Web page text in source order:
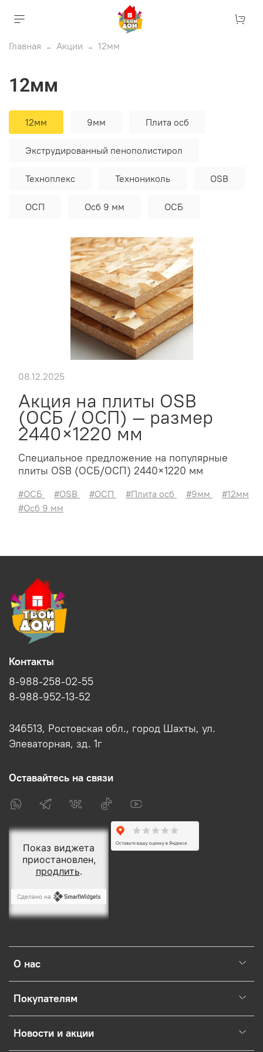
Главная Акции 12мм
12мм
12мм 9мм Плита осб
Экструдированный пенополистирол
Техноплекс Технониколь OSB
ОСП Осб 9 мм ОСБ
Акция на плиты OSB
(ОСБ / ОСП) — размер
2440×1220 мм
Специальное предложение на популярные
плиты OSB (ОСБ/ОСП) 2440×1220 мм
08.12.2025
#ОСБ #OSB #ОСП #Плита осб #9мм
#12мм
#Осб 9 мм
О нас
Покупателям
Новости и акции
Контакты
8-988-258-02-55
8-988-952-13-52
346513, Ростовская обл., город Шахты, ул.
Элеваторная, зд. 1г
Оставайтесь на связи